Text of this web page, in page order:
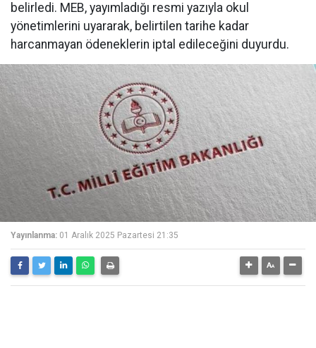
belirledi. MEB, yayımladığı resmi yazıyla okul
yönetimlerini uyararak, belirtilen tarihe kadar
harcanmayan ödeneklerin iptal edileceğini duyurdu.
Yayınlanma: 01 Aralık 2025 Pazartesi 21:35